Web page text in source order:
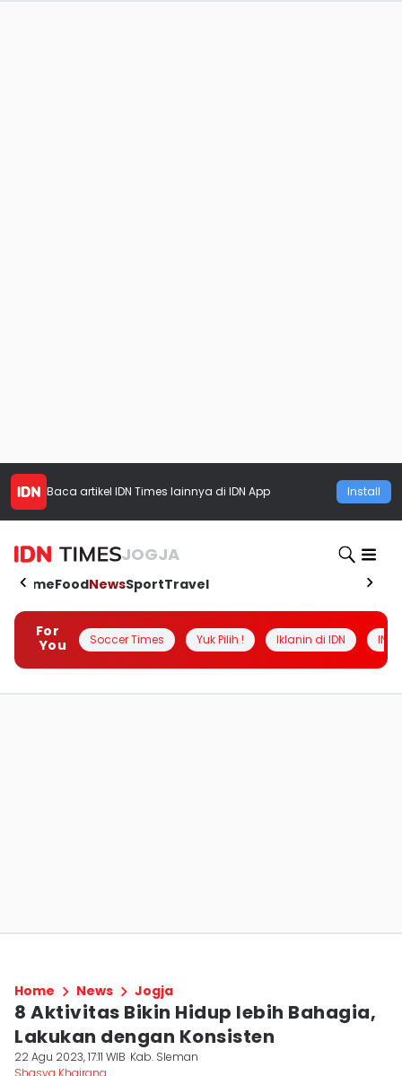
Baca artikel IDN Times lainnya di IDN App Install
JOGJA
HomeFoodNewsSportTravel
For
You
Soccer Times Yuk Pilih ! Iklanin di IDN
Home News Jogja
8 Aktivitas Bikin Hidup lebih Bahagia,
Lakukan dengan Konsisten
22 Agu 2023, 17:11 WIB Kab. Sleman
Shasya Khairana